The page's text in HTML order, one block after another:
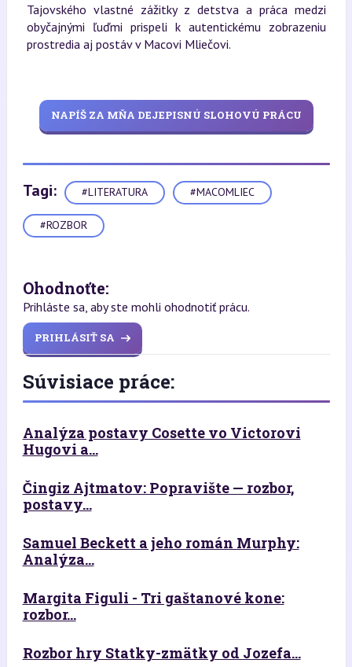
Tajovského vlastné zážitky z detstva a práca medzi
obyčajnými ľuďmi prispeli k autentickému zobrazeniu
prostredia aj postáv v Macovi Mliečovi.
NAPÍŠ ZA MŇA DEJEPISNÚ SLOHOVÚ PRÁCU
Tagi: #LITERATURA #MACOMLIEC
#ROZBOR
Ohodnoťte:
Prihláste sa, aby ste mohli ohodnotiť prácu.
PRIHLÁSIŤ SA
Súvisiace práce:
Analýza postavy Cosette vo Victorovi
Hugovi a...
Čingiz Ajtmatov: Popravište — rozbor,
postavy...
Samuel Beckett a jeho román Murphy:
Analýza...
Margita Figuli - Tri gaštanové kone:
rozbor...
Rozbor hry Statky-zmätky od Jozefa...